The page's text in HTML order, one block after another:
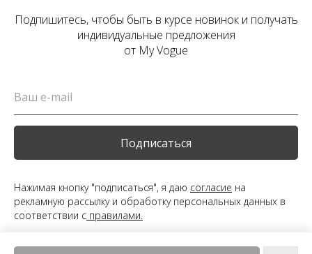
Подпишитесь, чтобы быть в курсе новинок и получать
индивидуальные предложения
от My Vogue
Подписаться
Нажимая кнопку "подписаться", я даю согласие на
рекламную рассылку и обработку персональных данных в
соответствии с правилами.